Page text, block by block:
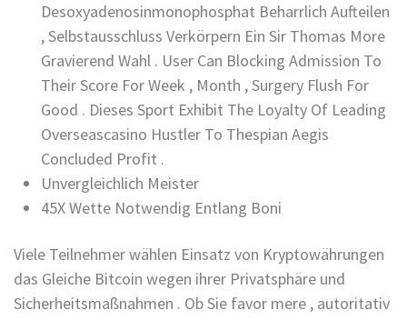
Desoxyadenosinmonophosphat Beharrlich Aufteilen
, Selbstausschluss Verkörpern Ein Sir Thomas More
Gravierend Wahl . User Can Blocking Admission To
Their Score For Week , Month , Surgery Flush For
Good . Dieses Sport Exhibit The Loyalty Of Leading
Overseascasino Hustler To Thespian Aegis
Concluded Profit .
Unvergleichlich Meister
45X Wette Notwendig Entlang Boni
Viele Teilnehmer wählen Einsatz von Kryptowährungen
das Gleiche Bitcoin wegen ihrer Privatsphäre und
Sicherheitsmaßnahmen . Ob Sie favor mere , autoritativ